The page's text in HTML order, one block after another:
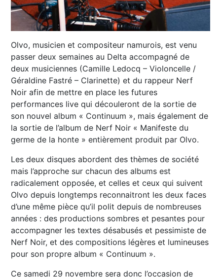
Olvo, musicien et compositeur namurois, est venu
passer deux semaines au Delta accompagné de
deux musiciennes (Camille Ledocq – Violoncelle /
Géraldine Fastré – Clarinette) et du rappeur Nerf
Noir afin de mettre en place les futures
performances live qui découleront de la sortie de
son nouvel album « Continuum », mais également de
la sortie de l’album de Nerf Noir « Manifeste du
germe de la honte » entièrement produit par Olvo.
Les deux disques abordent des thèmes de société
mais l’approche sur chacun des albums est
radicalement opposée, et celles et ceux qui suivent
Olvo depuis longtemps reconnaitront les deux faces
d’une même pièce qu’il polit depuis de nombreuses
années : des productions sombres et pesantes pour
accompagner les textes désabusés et pessimiste de
Nerf Noir, et des compositions légères et lumineuses
pour son propre album « Continuum ».
Ce samedi 29 novembre sera donc l’occasion de